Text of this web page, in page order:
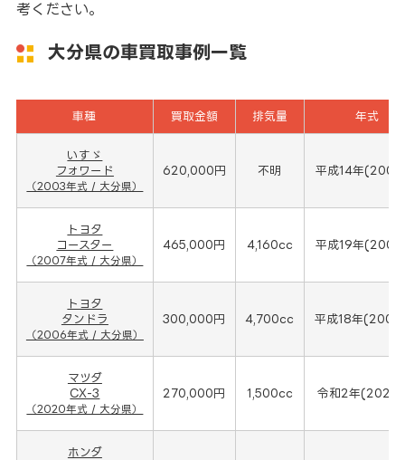
考ください。
大分県の車買取事例一覧
車種 買取金額 排気量 年式
いすゞ
フォワード
（2003年式 / 大分県）
620,000円 不明 平成14年(2003
トヨタ
コースター
（2007年式 / 大分県）
465,000円 4,160cc 平成19年(2007
トヨタ
タンドラ
（2006年式 / 大分県）
300,000円 4,700cc 平成18年(2006
マツダ
CX-3
（2020年式 / 大分県）
270,000円 1,500cc 令和2年(2020
ホンダ